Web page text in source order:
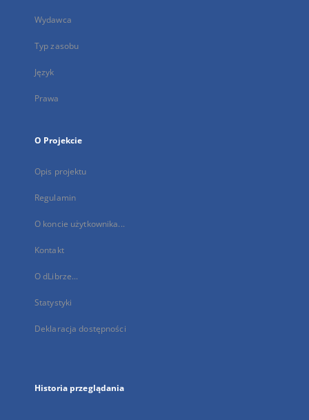
Wydawca
Typ zasobu
Język
Prawa
O Projekcie
Opis projektu
Regulamin
O koncie użytkownika...
Kontakt
O dLibrze...
Statystyki
Deklaracja dostępności
Historia przeglądania